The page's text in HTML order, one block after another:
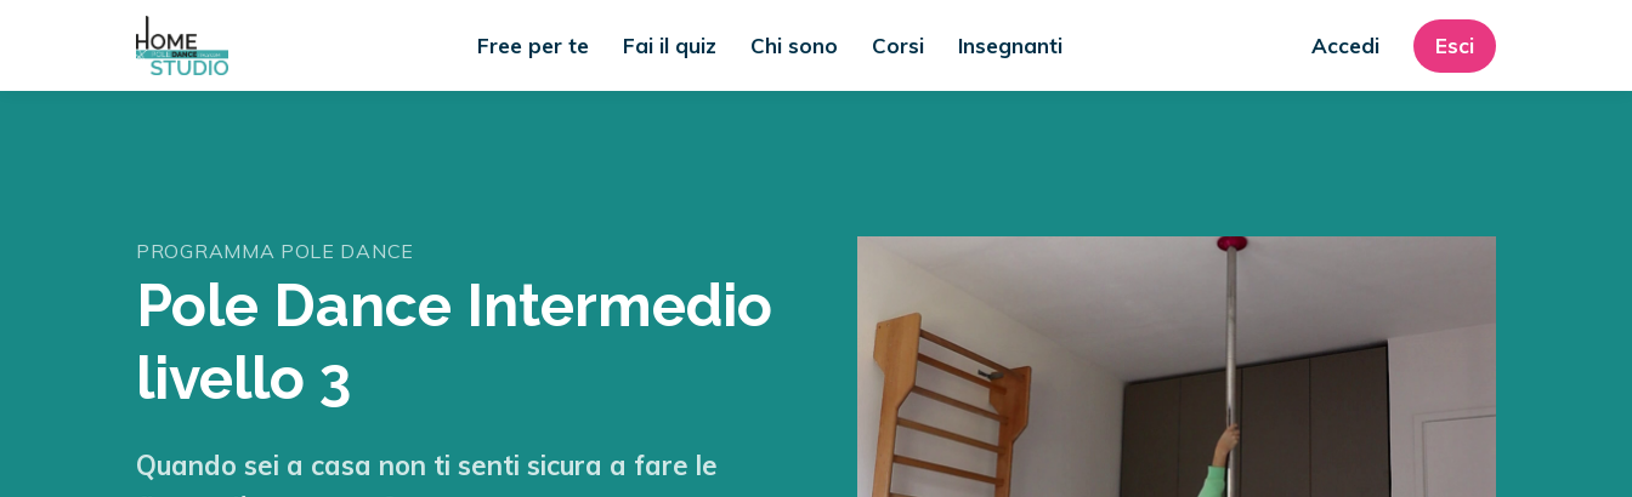
Free per te Fai il quiz Chi sono Corsi Insegnanti Accedi Esci
PROGRAMMA POLE DANCE
Pole Dance Intermedio
livello 3
Quando sei a casa non ti senti sicura a fare le